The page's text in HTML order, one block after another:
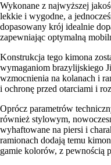
Wykonane z najwyższej
lekkie i wygodne, a
dopasowany krój idealnie
zapewniając optymalną
Konstrukcja tego kimona
wymaganiom brazylijskiego
wzmocnienia na kolanach i
i ochronę przed otarciami i
Oprócz parametrów
również stylowym,
wyhaftowane na piersi i
ramionach dodają temu
gamie kolorów, z pewnością